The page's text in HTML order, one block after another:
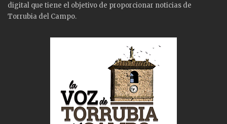
digital que tiene el objetivo de proporcionar noticias de
Torrubia del Campo.